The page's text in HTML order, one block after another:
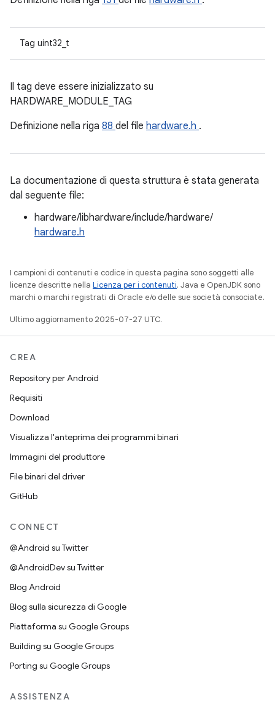
Tag uint32_t
Il tag deve essere inizializzato su
HARDWARE_MODULE_TAG
Definizione nella riga 88 del file hardware.h .
La documentazione di questa struttura è stata generata
dal seguente file:
hardware/libhardware/include/hardware/
hardware.h
I campioni di contenuti e codice in questa pagina sono soggetti alle
licenze descritte nella Licenza per i contenuti. Java e OpenJDK sono
marchi o marchi registrati di Oracle e/o delle sue società consociate.
Ultimo aggiornamento 2025-07-27 UTC.
CREA
Repository per Android
Requisiti
Download
Visualizza l'anteprima dei programmi binari
Immagini del produttore
File binari del driver
GitHub
CONNECT
@Android su Twitter
@AndroidDev su Twitter
Blog Android
Blog sulla sicurezza di Google
Piattaforma su Google Groups
Building su Google Groups
Porting su Google Groups
ASSISTENZA